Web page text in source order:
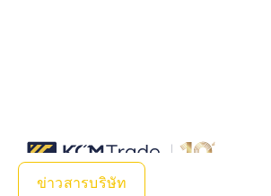
ข่าวสารบริษัท